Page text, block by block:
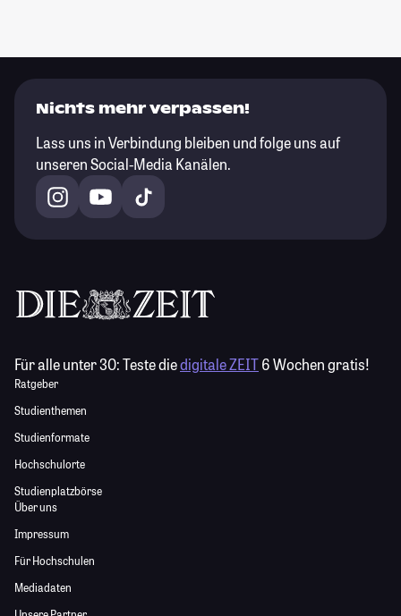
Nichts mehr verpassen!
Lass uns in Verbindung bleiben und folge uns auf
unseren Social-Media Kanälen.
Für alle unter 30:Teste diedigitale ZEIT6 Wochen gratis!
Ratgeber
Studienthemen
Studienformate
Hochschulorte
Studienplatzbörse
Über uns
Impressum
Für Hochschulen
Mediadaten